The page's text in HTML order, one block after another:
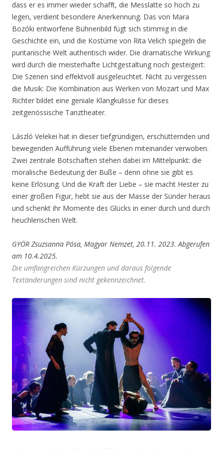
dass er es immer wieder schafft, die Messlatte so hoch zu
legen, verdient besondere Anerkennung. Das von Mara
Bozóki entworfene Bühnenbild fügt sich stimmig in die
Geschichte ein, und die Kostüme von Rita Velich spiegeln die
puritanische Welt authentisch wider. Die dramatische Wirkung
wird durch die meisterhafte Lichtgestaltung noch gesteigert:
Die Szenen sind effektvoll ausgeleuchtet. Nicht zu vergessen
die Musik: Die Kombination aus Werken von Mozart und Max
Richter bildet eine geniale Klangkulisse für dieses
zeitgenössische Tanztheater.
László Velekei hat in dieser tiefgründigen, erschütternden und
bewegenden Aufführung viele Ebenen miteinander verwoben.
Zwei zentrale Botschaften stehen dabei im Mittelpunkt: die
moralische Bedeutung der Buße – denn ohne sie gibt es
keine Erlösung. Und die Kraft der Liebe – sie macht Hester zu
einer großen Figur, hebt sie aus der Masse der Sünder heraus
und schenkt ihr Momente des Glücks in einer durch und durch
heuchlerischen Welt.
GYÖR Zsuzsanna Pósa, Magyar Nemzet, 20.11. 2023. Abgerufen
am 10.4.2025.
Die umfangreichen Kürzungen und daraus folgende
Textänderungen sind nicht gekennzeichnet.